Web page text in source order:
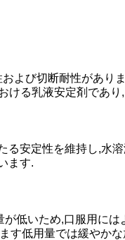
よび切断耐性があ
る乳液安定剤であ
安定性を維持し,水
ます.
低いため,口服用に
す低用量では緩やか